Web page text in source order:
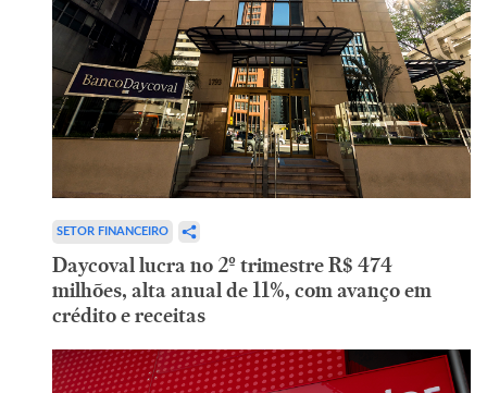
SETOR FINANCEIRO
Daycoval lucra no 2º trimestre R$ 474
milhões, alta anual de 11%, com avanço em
crédito e receitas